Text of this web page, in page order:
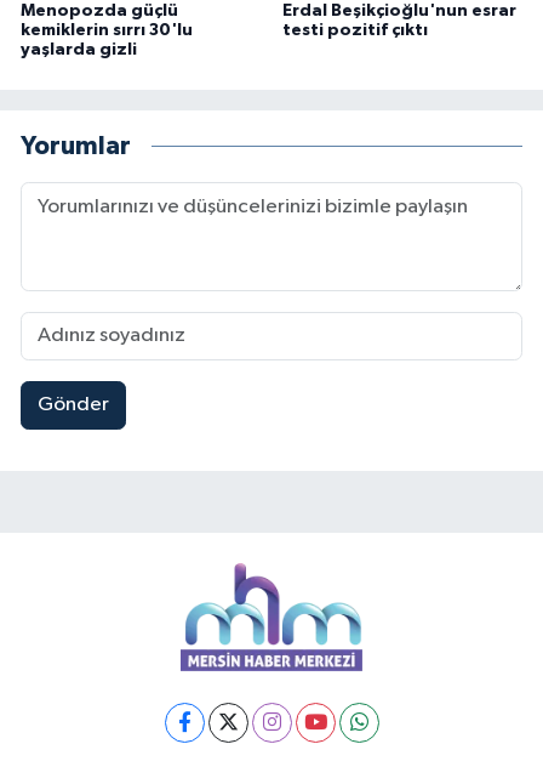
Menopozda güçlü
kemiklerin sırrı 30'lu
yaşlarda gizli
Erdal Beşikçioğlu'nun esrar
testi pozitif çıktı
Yorumlar
Gönder